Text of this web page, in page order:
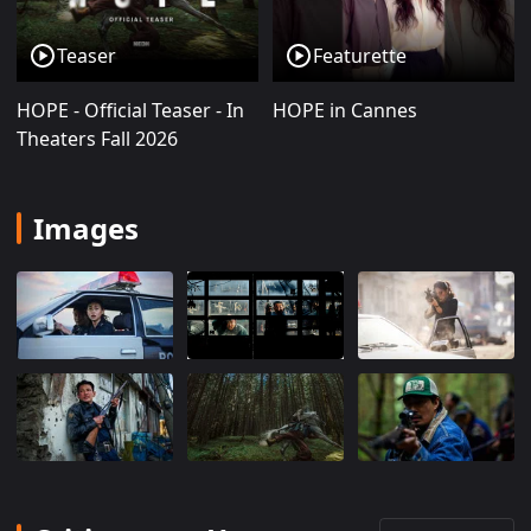
visuels, décale d'un an la sortie sud-coréenne
initialement prévue en 2025. (Source : Wikipédia, 2026)
Fiche technique de « Hope » (2026)
Réalisation et scénario :
sur « The Wailing »)
Musique :Michael Abels (collaborateur habituel de
Jordan Peele, sur « Get Out », « Us » et « Nope »)
Montage :Kim Sun-min
Décors :Lee Hwo-kyoung
(Forged Films / Plus M Entertainment)
Teaser
HOPE - Official Teaser - In
Theaters Fall 2026
Featurette
HOPE in Cannes
Images